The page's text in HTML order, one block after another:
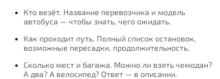
Кто везёт. Название перевозчика и модель
автобуса — чтобы знать, чего ожидать.
Как проходит путь. Полный список остановок,
возможные пересадки, продолжительность.
Сколько мест и багажа. Можно ли взять чемодан?
А два? А велосипед? Ответ — в описании.